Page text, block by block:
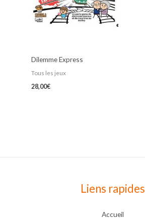
Dilemme Express
Tous les jeux
28,00€
Liens rapides
Accueil